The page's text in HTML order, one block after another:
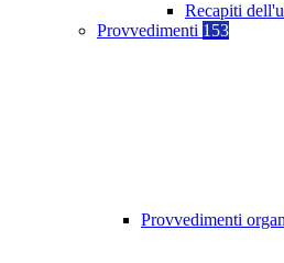
Recapiti
Provvedimenti 153
Provvedimenti